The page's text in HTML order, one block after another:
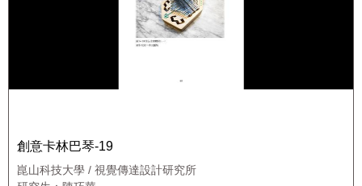
創意卡林巴琴-19
崑山科技大學 / 視覺傳達設計研究所